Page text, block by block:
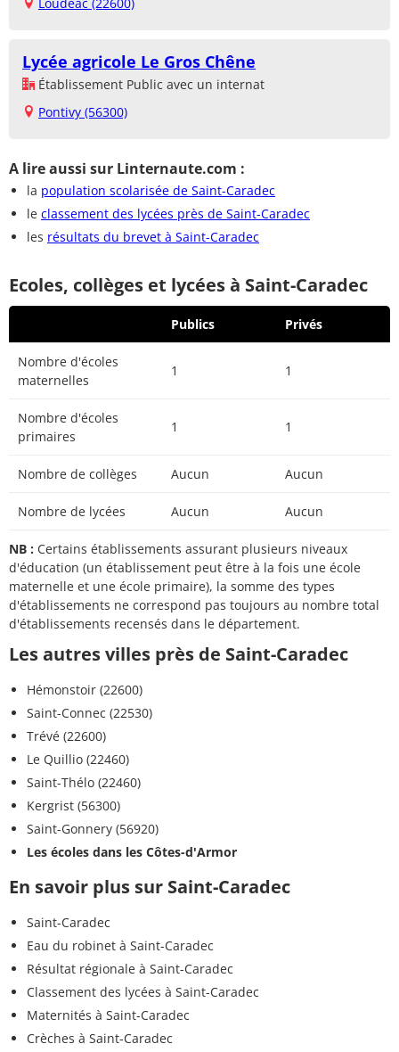
Lycée agricole Le Gros Chêne
Établissement Public avec un internat
Pontivy (56300)
A lire aussi sur Linternaute.com :
la population scolarisée de Saint-Caradec
le classement des lycées près de Saint-Caradec
les résultats du brevet à Saint-Caradec
Ecoles, collèges et lycées à Saint-Caradec
Publics Privés
Nombre d'écoles
maternelles
1 1
Nombre d'écoles
primaires
1 1
Nombre de collèges Aucun Aucun
Nombre de lycées Aucun Aucun
NB : Certains établissements assurant plusieurs niveaux
d'éducation (un établissement peut être à la fois une école
maternelle et une école primaire), la somme des types
d'établissements ne correspond pas toujours au nombre total
d'établissements recensés dans le département.
Les autres villes près de Saint-Caradec
Hémonstoir (22600)
Saint-Connec (22530)
Trévé (22600)
Le Quillio (22460)
Saint-Thélo (22460)
Kergrist (56300)
Saint-Gonnery (56920)
Les écoles dans les Côtes-d'Armor
En savoir plus sur Saint-Caradec
Saint-Caradec
Eau du robinet à Saint-Caradec
Résultat régionale à Saint-Caradec
Classement des lycées à Saint-Caradec
Maternités à Saint-Caradec
Crèches à Saint-Caradec